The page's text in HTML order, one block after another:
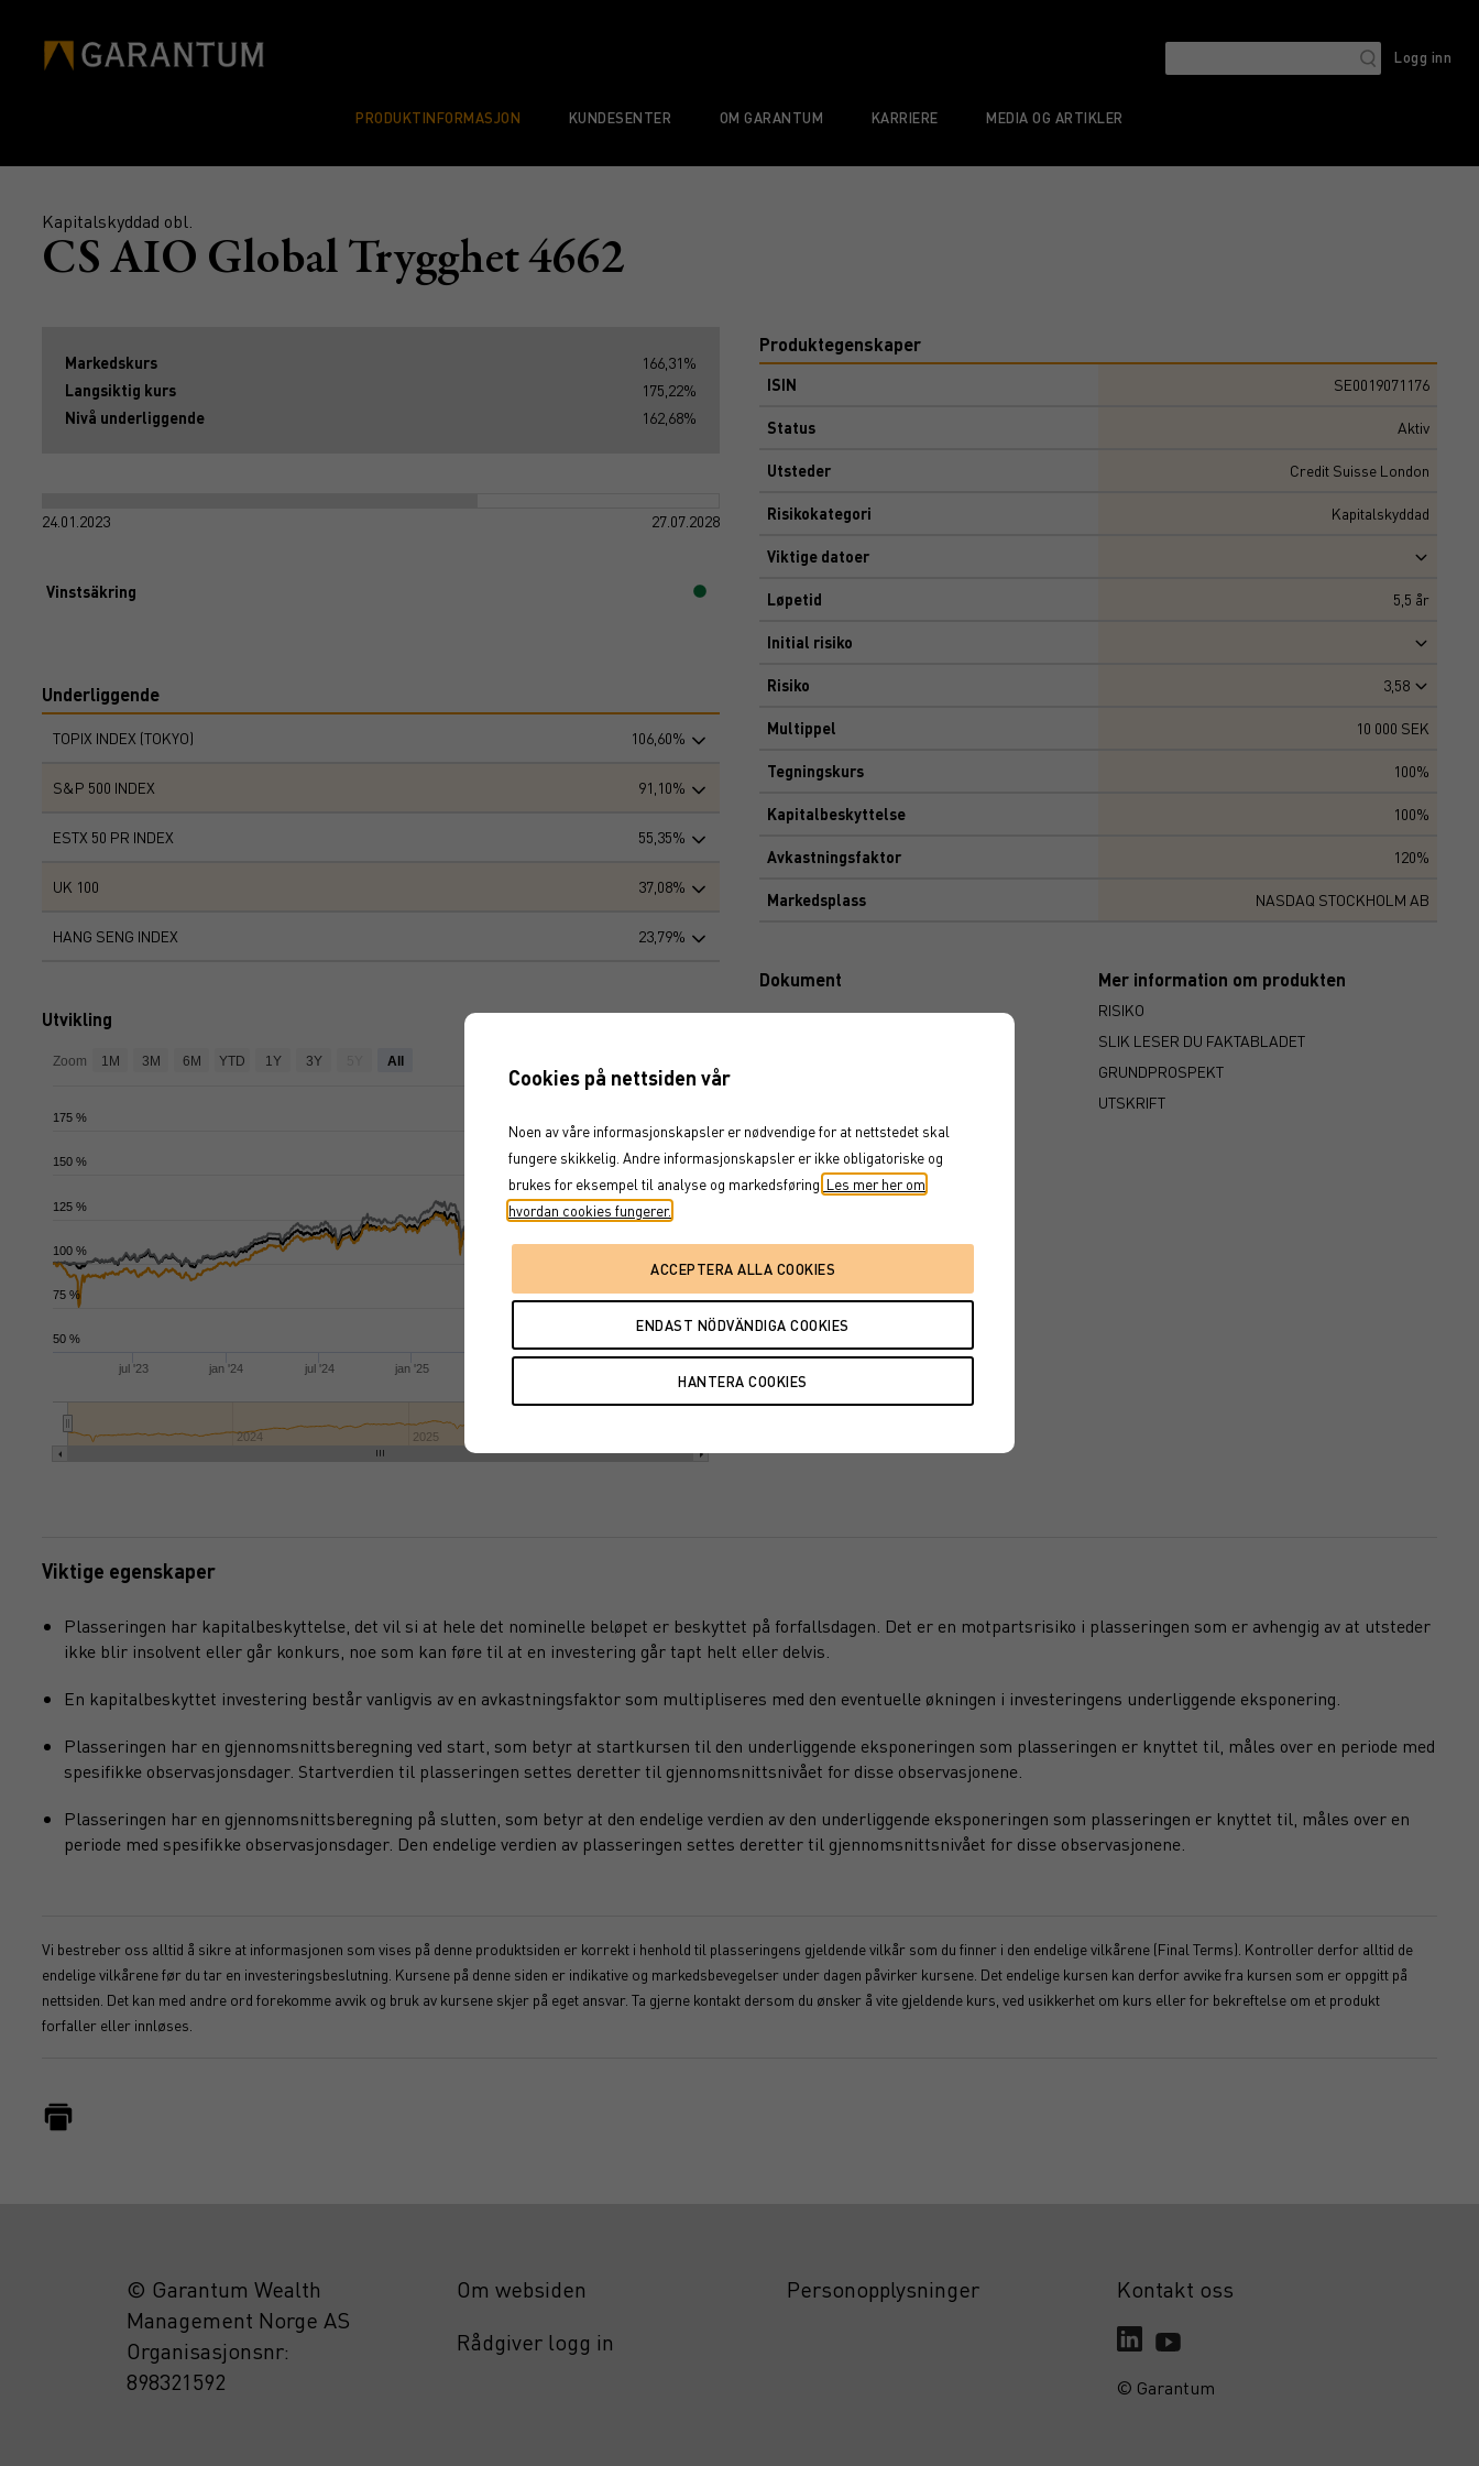
Logg inn
PRODUKTINFORMASJON KUNDESENTER OM GARANTUM KARRIERE MEDIA OG ARTIKLER
Kapitalskyddad obl.
CS AIO Global Trygghet 4662
Markedskurs
166,31%
Langsiktig kurs
175,22%
Nivå underliggende
162,68%
24.01.2023 27.07.2028
Vinstsäkring
Underliggende
TOPIX INDEX (TOKYO) 106,60%
S&P 500 INDEX 91,10%
ESTX 50 PR INDEX 55,35%
UK 100 37,08%
HANG SENG INDEX 23,79%
Utvikling
jul '23 jan '24 jul '24 jan '25
2024 2025
100 %
50 %
75 %
125 %
150 %
175 %
Zoom 1M 3M 6M YTD 1Y 3Y All
Produktegenskaper
ISIN SE0019071176
Status Aktiv
Utsteder Credit Suisse London
Risikokategori Kapitalskyddad
Viktige datoer
Løpetid 5,5 år
Initial risiko
Risiko 3,58
Multippel 10 000 SEK
Tegningskurs 100%
Kapitalbeskyttelse 100%
Avkastningsfaktor 120%
Markedsplass NASDAQ STOCKHOLM AB
Dokument Mer information om produkten
RISIKO
SLIK LESER DU FAKTABLADET
GRUNDPROSPEKT
UTSKRIFT
Viktige egenskaper
Plasseringen har kapitalbeskyttelse, det vil si at hele det nominelle beløpet er beskyttet på forfallsdagen. Det er en motpartsrisiko i plasseringen som er avhengig av at utsteder
ikke blir insolvent eller går konkurs, noe som kan føre til at en investering går tapt helt eller delvis.
En kapitalbeskyttet investering består vanligvis av en avkastningsfaktor som multipliseres med den eventuelle økningen i investeringens underliggende eksponering.
Plasseringen har en gjennomsnittsberegning ved start, som betyr at startkursen til den underliggende eksponeringen som plasseringen er knyttet til, måles over en periode med
spesifikke observasjonsdager. Startverdien til plasseringen settes deretter til gjennomsnittsnivået for disse observasjonene.
Plasseringen har en gjennomsnittsberegning på slutten, som betyr at den endelige verdien av den underliggende eksponeringen som plasseringen er knyttet til, måles over en
periode med spesifikke observasjonsdager. Den endelige verdien av plasseringen settes deretter til gjennomsnittsnivået for disse observasjonene.
Vi bestreber oss alltid å sikre at informasjonen som vises på denne produktsiden er korrekt i henhold til plasseringens gjeldende vilkår som du finner i den endelige vilkårene (Final Terms). Kontroller derfor alltid de
endelige vilkårene før du tar en investeringsbeslutning. Kursene på denne siden er indikative og markedsbevegelser under dagen påvirker kursene. Det endelige kursen kan derfor avvike fra kursen som er oppgitt på
nettsiden. Det kan med andre ord forekomme avvik og bruk av kursene skjer på eget ansvar. Ta gjerne kontakt dersom du ønsker å vite gjeldende kurs, ved usikkerhet om kurs eller for bekreftelse om et produkt
forfaller eller innløses.
© Garantum Wealth
Management Norge AS
Organisasjonsnr:
898321592
Om websiden
Rådgiver logg in
Personopplysninger Kontakt oss
© Garantum
Cookies på nettsiden vår
Noen av våre informasjonskapsler er nødvendige for at nettstedet skal
fungere skikkelig. Andre informasjonskapsler er ikke obligatoriske og
brukes for eksempel til analyse og markedsføring. Les mer her om
hvordan cookies fungerer.